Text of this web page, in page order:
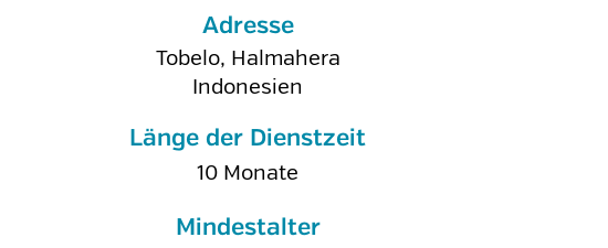
Adresse
Tobelo, Halmahera
Indonesien
Länge der Dienstzeit
10 Monate
Mindestalter